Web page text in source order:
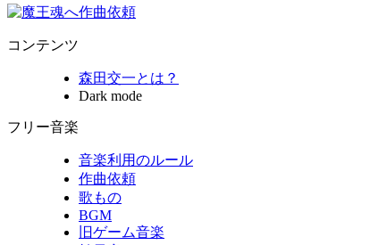
コンテンツ
森田交一とは？
Dark mode
フリー音楽
音楽利用のルール
作曲依頼
歌もの
BGM
旧ゲーム音楽